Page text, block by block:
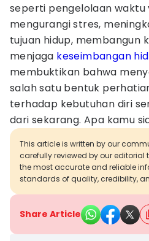
seperti pengelolaan waktu
mengurangi stres,
tujuan hidup, membangun
menjaga keseimbangan
membuktikan bahwa
salah satu bentuk
terhadap kebutuhan diri
dari sekarang. Apa kamu
This article is written by our
carefully reviewed by our editorial
the most accurate and reliable
standards of quality, credibility,
Share Article